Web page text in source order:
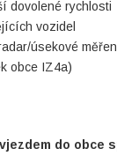
dovolené rychlosti
vozidel
úsekové
obce IZ4a)
do obce